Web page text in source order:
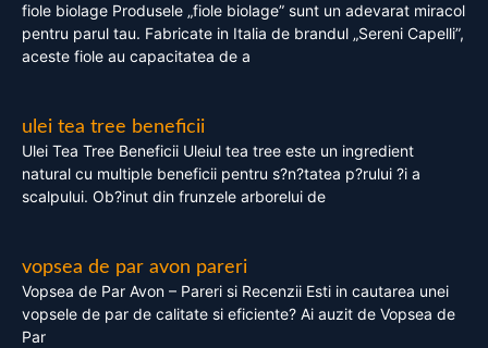
fiole biolage Produsele „fiole biolage” sunt un adevarat miracol
pentru parul tau. Fabricate in Italia de brandul „Sereni Capelli”,
aceste fiole au capacitatea de a
ulei tea tree beneficii
Ulei Tea Tree Beneficii Uleiul tea tree este un ingredient
natural cu multiple beneficii pentru s?n?tatea p?rului ?i a
scalpului. Ob?inut din frunzele arborelui de
vopsea de par avon pareri
Vopsea de Par Avon – Pareri si Recenzii Esti in cautarea unei
vopsele de par de calitate si eficiente? Ai auzit de Vopsea de
Par